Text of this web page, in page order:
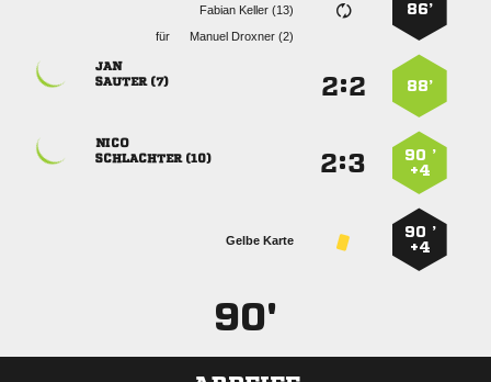
86’
  
für
  
88’
:

 
90 ’
+4
:

 
90 ’
+4
Gelbe Karte
90'